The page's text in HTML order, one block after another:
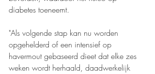
diabetes toeneemt.
"Als volgende stap kan nu worden
opgehelderd of een intensief op
havermout gebaseerd dieet dat elke zes
weken wordt herhaald, daadwerkelijk